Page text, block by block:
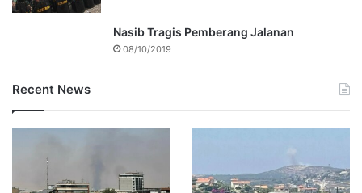
Nasib Tragis Pemberang Jalanan
08/10/2019
Recent News